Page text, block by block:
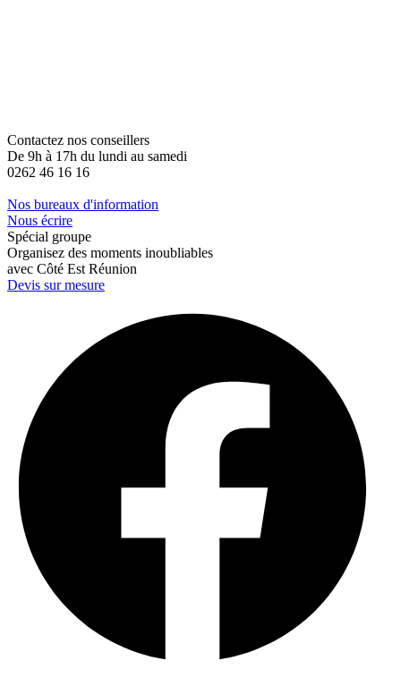
Contactez nos conseillers
De 9h à 17h du lundi au samedi
0262 46 16 16
Nos bureaux d'information
Nous écrire
Spécial groupe
Organisez des moments inoubliables
avec Côté Est Réunion
Devis sur mesure